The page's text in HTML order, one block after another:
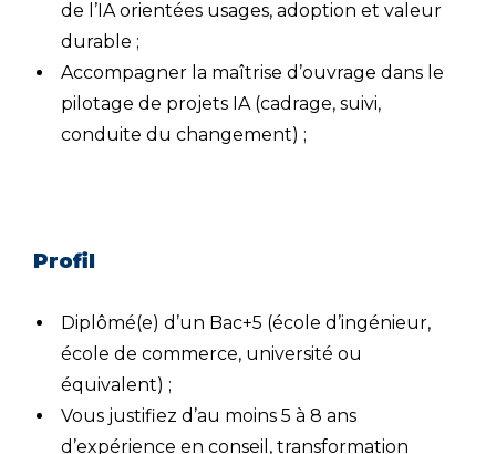
de l’IA orientées usages, adoption et valeur
durable ;
Accompagner la maîtrise d’ouvrage dans le
pilotage de projets IA (cadrage, suivi,
conduite du changement) ;
Profil
Diplômé(e) d’un Bac+5 (école d’ingénieur,
école de commerce, université ou
équivalent) ;
Vous justifiez d’au moins 5 à 8 ans
d’expérience en conseil, transformation